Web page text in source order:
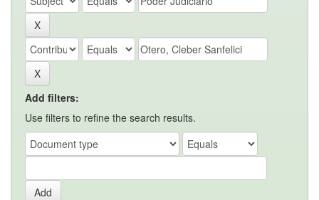
Add filters:
Use filters to refine the search results.